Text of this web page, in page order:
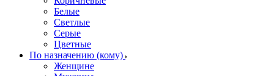
Белые
Светлые
Серые
Цветные
По назначению (кому)
Женщине